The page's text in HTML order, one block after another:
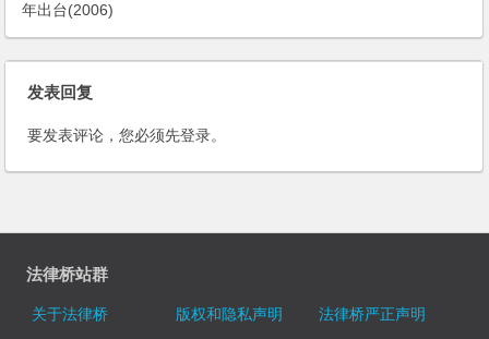
年出台(2006)
发表回复
要发表评论，您必须先登录。
法律桥站群
关于法律桥 版权和隐私声明
法律桥严正声明